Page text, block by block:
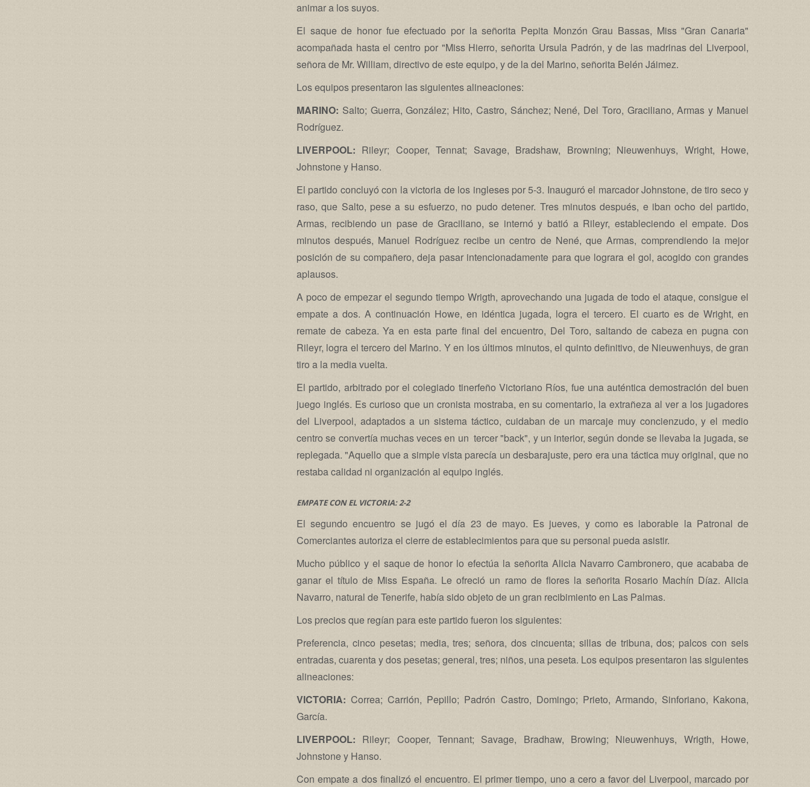
animar a los suyos.
El saque de honor fue efectuado por la señorita Pepita Monzón Grau Bassas, Miss "Gran Canaria"
acompañada hasta el centro por "Miss Hierro, señorita Ursula Padrón, y de las madrinas del Liverpool,
señora de Mr. William, directivo de este equipo, y de la del Marino, señorita Belén Jáimez.
Los equipos presentaron las siguientes alineaciones:
MARINO: Salto; Guerra, González; Hito, Castro, Sánchez; Nené, Del Toro, Graciliano, Armas y Manuel
Rodríguez.
LIVERPOOL: Rileyr; Cooper, Tennat; Savage, Bradshaw, Browning; Nieuwenhuys, Wright, Howe,
Johnstone y Hanso.
El partido concluyó con la victoria de los ingleses por 5-3. Inauguró el marcador Johnstone, de tiro seco y
raso, que Salto, pese a su esfuerzo, no pudo detener. Tres minutos después, e iban ocho del partido,
Armas, recibiendo un pase de Graciliano, se internó y batió a Rileyr, estableciendo el empate. Dos
minutos después, Manuel Rodríguez recibe un centro de Nené, que Armas, comprendiendo la mejor
posición de su compañero, deja pasar intencionadamente para que lograra el gol, acogido con grandes
aplausos.
A poco de empezar el segundo tiempo Wrigth, aprovechando una jugada de todo el ataque, consigue el
empate a dos. A continuación Howe, en idéntica jugada, logra el tercero. El cuarto es de Wright, en
remate de cabeza. Ya en esta parte final del encuentro, Del Toro, saltando de cabeza en pugna con
Rileyr, logra el tercero del Marino. Y en los últimos minutos, el quinto definitivo, de Nieuwenhuys, de gran
tiro a la media vuelta.
El partido, arbitrado por el colegiado tinerfeño Victoriano Ríos, fue una auténtica demostración del buen
juego inglés. Es curioso que un cronista mostraba, en su comentario, la extrañeza al ver a los jugadores
del Liverpool, adaptados a un sistema táctico, cuidaban de un marcaje muy concienzudo, y el medio
centro se convertía muchas veces en un tercer "back", y un interior, según donde se llevaba la jugada, se
replegada. "Aquello que a simple vista parecía un desbarajuste, pero era una táctica muy original, que no
restaba calidad ni organización al equipo inglés.
EMPATE CON EL VICTORIA: 2-2
El segundo encuentro se jugó el día 23 de mayo. Es jueves, y como es laborable la Patronal de
Comerciantes autoriza el cierre de establecimientos para que su personal pueda asistir.
Mucho público y el saque de honor lo efectúa la señorita Alicia Navarro Cambronero, que acababa de
ganar el título de Miss España. Le ofreció un ramo de flores la señorita Rosario Machín Díaz. Alicia
Navarro, natural de Tenerife, había sido objeto de un gran recibimiento en Las Palmas.
Los precios que regían para este partido fueron los siguientes:
Preferencia, cinco pesetas; media, tres; señora, dos cincuenta; sillas de tribuna, dos; palcos con seis
entradas, cuarenta y dos pesetas; general, tres; niños, una peseta. Los equipos presentaron las siguientes
alineaciones:
VICTORIA: Correa; Carrión, Pepillo; Padrón Castro, Domingo; Prieto, Armando, Sinforiano, Kakona,
García.
LIVERPOOL: Rileyr; Cooper, Tennant; Savage, Bradhaw, Browing; Nieuwenhuys, Wrigth, Howe,
Johnstone y Hanso.
Con empate a dos finalizó el encuentro. El primer tiempo, uno a cero a favor del Liverpool, marcado por